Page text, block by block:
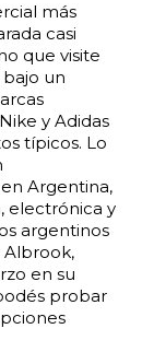
más
casi
que visite
un
y Adidas
típicos. Lo
Argentina,
electrónica y
argentinos
en su
probar